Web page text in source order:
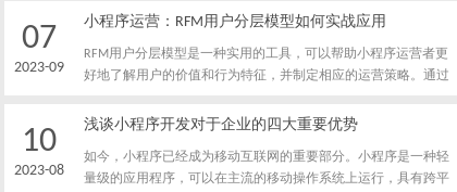
用户参与度和用户关系。
07
2023-09
小程序运营：RFM用户分层模型如何实战应用
RFM用户分层模型是一种实用的工具，可以帮助小程序运营者更
好地了解用户的价值和行为特征，并制定相应的运营策略。通过
级，并针对不同层级的用户制定个性化的运营策略，可以提高用
性、时间窗口的选择以及分层细化的平衡等问题，以确保RFM模
型的有效应用。
10
2023-08
浅谈小程序开发对于企业的四大重要优势
如今，小程序已经成为移动互联网的重要部分。小程序是一种轻
量级的应用程序，可以在主流的移动操作系统上运行，具有跨平